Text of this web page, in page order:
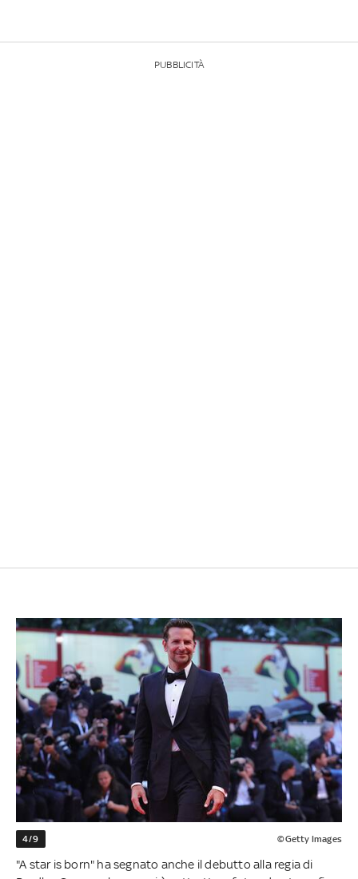
PUBBLICITÀ
4/9 ©Getty Images
"A star is born" ha segnato anche il debutto alla regia di